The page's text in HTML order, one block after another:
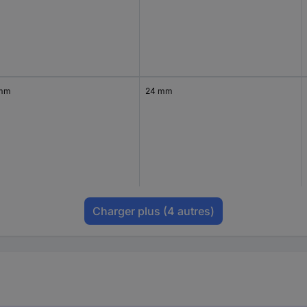
24 mm
Charger plus (4 autres)